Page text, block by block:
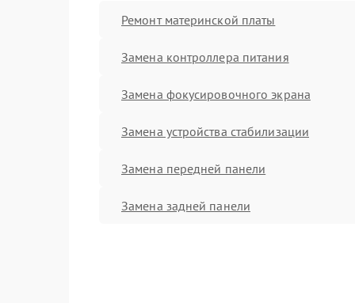
Ремонт материнской платы
Замена контроллера питания
Замена фокусировочного экрана
Замена устройства стабилизации
Замена передней панели
Замена задней панели